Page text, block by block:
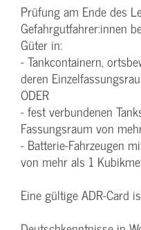
Prüfung am Ende des
Gefahrgutfahrer:innen
Güter in:
- Tankcontainern,
deren
ODER
- fest verbundenen
Fassungsraum von
- Batterie-Fahrzeugen
von mehr als 1
Eine gültige ADR-Card